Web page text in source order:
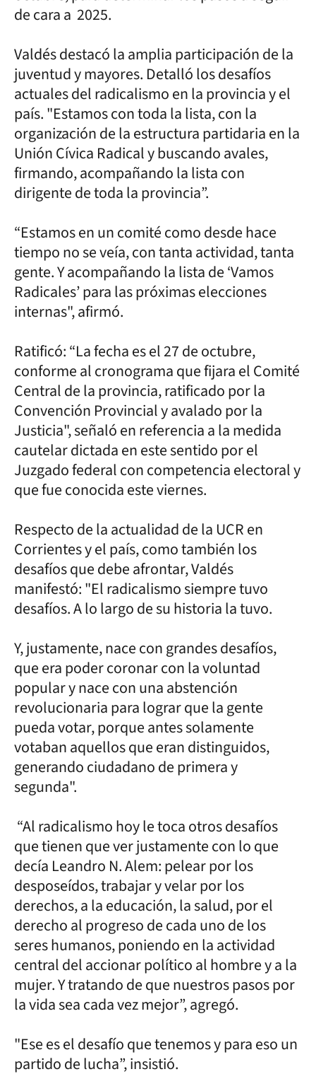
de cara a 2025.
Valdés destacó la amplia participación de la
juventud y mayores. Detalló los desafíos
actuales del radicalismo en la provincia y el
país. "Estamos con toda la lista, con la
organización de la estructura partidaria en la
Unión Cívica Radical y buscando avales,
firmando, acompañando la lista con
dirigente de toda la provincia”.
“Estamos en un comité como desde hace
tiempo no se veía, con tanta actividad, tanta
gente. Y acompañando la lista de ‘Vamos
Radicales’ para las próximas elecciones
internas", afirmó.
Ratificó: “La fecha es el 27 de octubre,
conforme al cronograma que fijara el Comité
Central de la provincia, ratificado por la
Convención Provincial y avalado por la
Justicia", señaló en referencia a la medida
cautelar dictada en este sentido por el
Juzgado federal con competencia electoral y
que fue conocida este viernes.
Respecto de la actualidad de la UCR en
Corrientes y el país, como también los
desafíos que debe afrontar, Valdés
manifestó: "El radicalismo siempre tuvo
desafíos. A lo largo de su historia la tuvo.
Y, justamente, nace con grandes desafíos,
que era poder coronar con la voluntad
popular y nace con una abstención
revolucionaria para lograr que la gente
pueda votar, porque antes solamente
votaban aquellos que eran distinguidos,
generando ciudadano de primera y
segunda".
“Al radicalismo hoy le toca otros desafíos
que tienen que ver justamente con lo que
decía Leandro N. Alem: pelear por los
desposeídos, trabajar y velar por los
derechos, a la educación, la salud, por el
derecho al progreso de cada uno de los
seres humanos, poniendo en la actividad
central del accionar político al hombre y a la
mujer. Y tratando de que nuestros pasos por
la vida sea cada vez mejor”, agregó.
"Ese es el desafío que tenemos y para eso un
partido de lucha”, insistió.